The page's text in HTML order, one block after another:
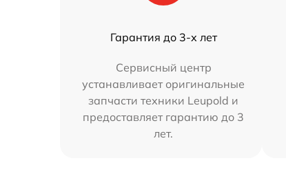
Гарантия до 3-х лет
Сервисный центр
устанавливает оригинальные
запчасти техники Leupold и
предоставляет гарантию до 3
лет.